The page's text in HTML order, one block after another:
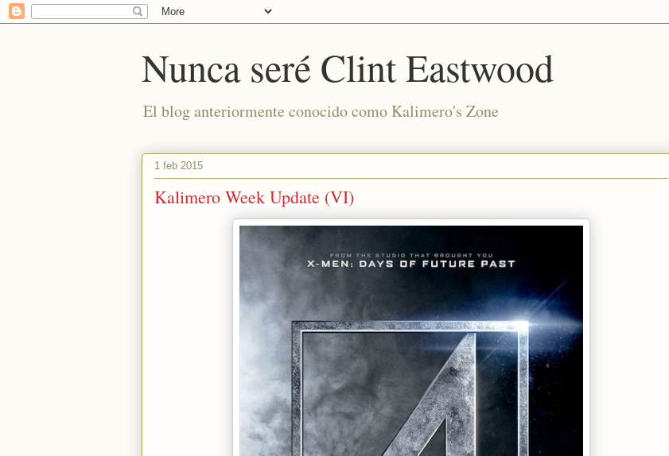
Nunca seré Clint Eastwood
El blog anteriormente conocido como Kalimero's Zone
1 feb 2015
Kalimero Week Update (VI)